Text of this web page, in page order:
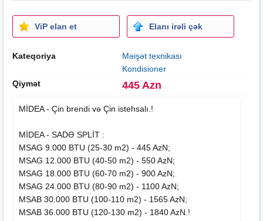
ViP elan et Elanı irəli çək
Kateqoriya
Məişət texnikası
Kondisioner
Qiymət
445 Azn
MİDEA - Çin brendi və Çin istehsalı.!
MİDEA - SADƏ SPLİT :
MSAG 9.000 BTU (25-30 m2) - 445 AzN;
MSAG 12.000 BTU (40-50 m2) - 550 AzN;
MSAG 18.000 BTU (60-70 m2) - 900 AzN;
MSAG 24.000 BTU (80-90 m2) - 1100 AzN;
MSAB 30.000 BTU (100-110 m2) - 1565 AzN;
MSAB 36.000 BTU (120-130 m2) - 1840 AzN.!